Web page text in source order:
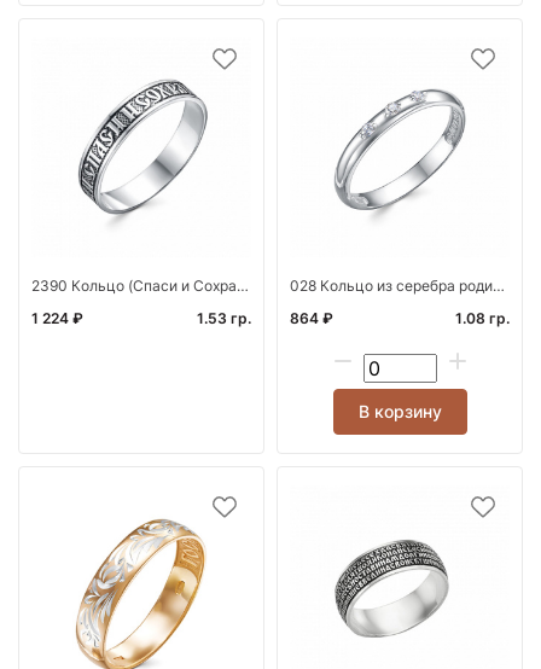
2390 Кольцо (Спаси и Сохрани) из серебра штамп
1 224 ₽
1.53 гр.
028 Кольцо из серебра родированное литьё с фианито
864 ₽
1.08 гр.
В корзину